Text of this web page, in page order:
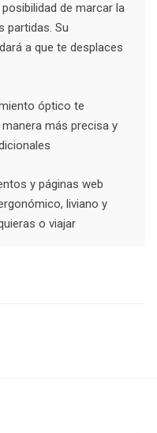
de marcar la
partidas. Su
a que te desplaces
óptico te
más precisa y
y páginas web
liviano y
o viajar